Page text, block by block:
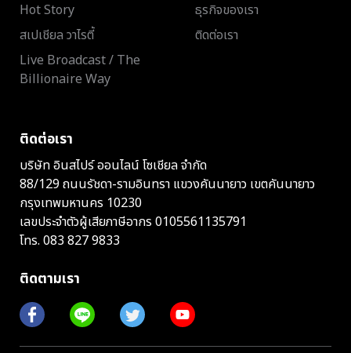
Hot Story
สเปเชียล วาไรตี้
Live Broadcast / The
Billionaire Way
ธุรกิจของเรา
ติดต่อเรา
ติดต่อเรา
บริษัท อินสไปร์ ออนไลน์ โซเชียล จำกัด
88/129 ถนนรัชดา-รามอินทรา แขวงคันนายาว เขตคันนายาว
กรุงเทพมหานคร 10230
เลขประจำตัวผู้เสียภาษีอากร 0105561135791
โทร. 083 827 9833
ติดตามเรา